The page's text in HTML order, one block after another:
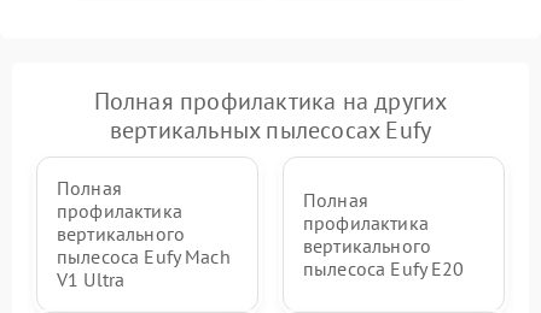
Полная профилактика на других
вертикальных пылесосах Eufy
Полная
профилактика
вертикального
пылесоса Eufy Mach
V1 Ultra
Полная
профилактика
вертикального
пылесоса Eufy E20